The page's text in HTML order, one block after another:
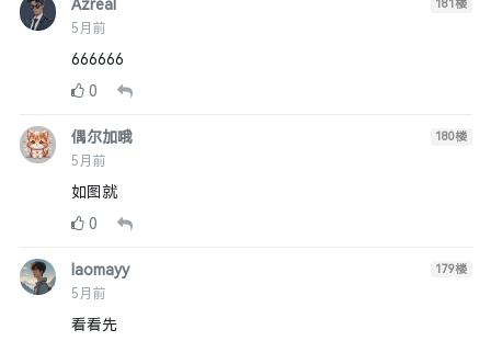
Azreal
5月前
181楼
666666
0
偶尔加哦
5月前
180楼
如图就
0
laomayy
5月前
179楼
看看先